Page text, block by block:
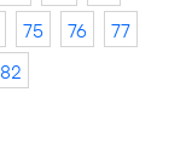
75 76
77
82